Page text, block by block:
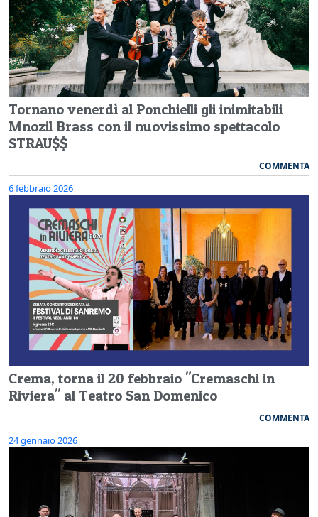
Tornano venerdì al Ponchielli gli inimitabili
Mnozil Brass con il nuovissimo spettacolo
STRAU$$
COMMENTA
6 febbraio 2026
Crema, torna il 20 febbraio "Cremaschi in
Riviera" al Teatro San Domenico
COMMENTA
24 gennaio 2026